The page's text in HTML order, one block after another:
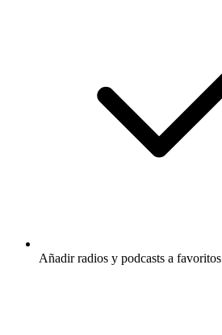
Añadir radios y podcasts a favoritos